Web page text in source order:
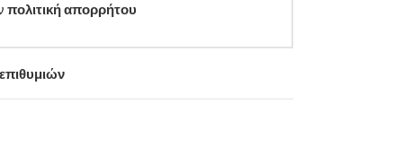
πολιτική απορρήτου